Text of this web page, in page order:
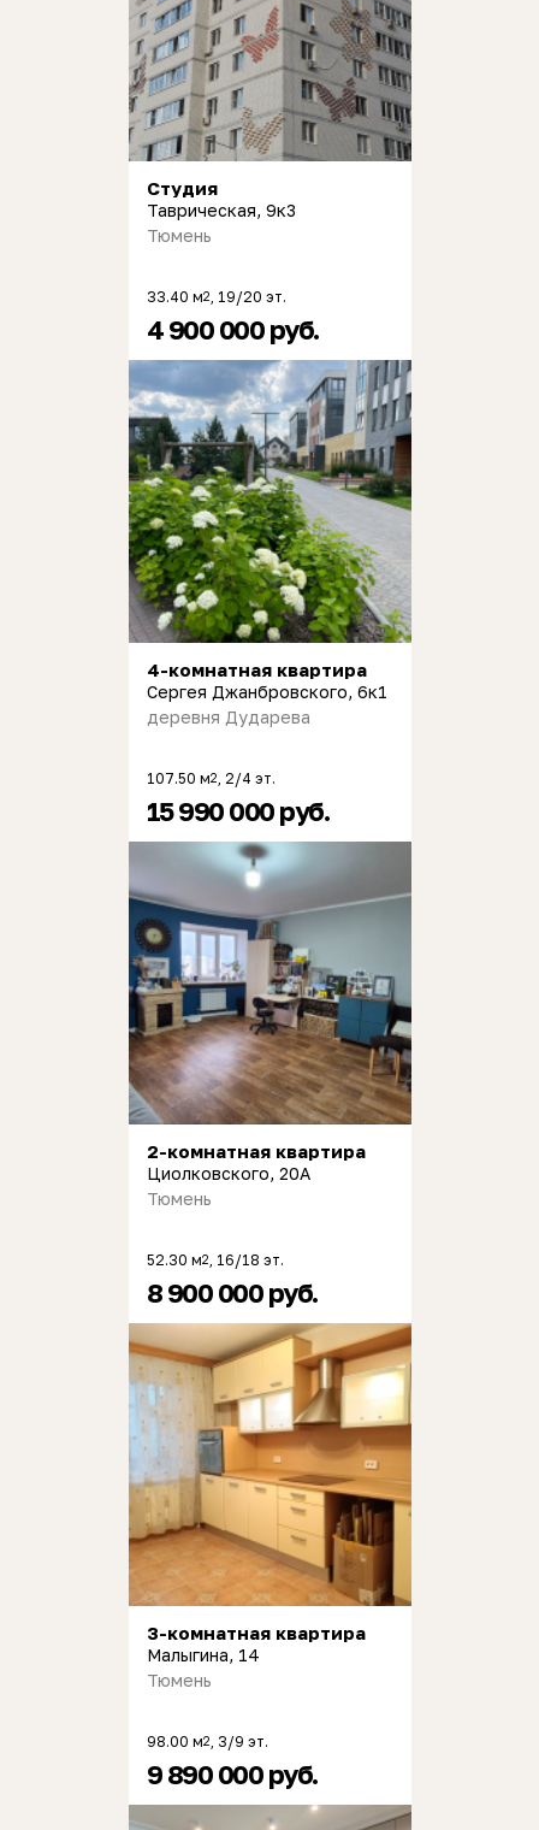
Студия
Таврическая, 9к3
Тюмень
33.40 м2 , 19/20 эт.
4 900 000 руб.
4-комнатная квартира
Сергея Джанбровского, 6к1
деревня Дударева
107.50 м2 , 2/4 эт.
15 990 000 руб.
2-комнатная квартира
Циолковского, 20А
Тюмень
52.30 м2 , 16/18 эт.
8 900 000 руб.
3-комнатная квартира
Малыгина, 14
Тюмень
98.00 м2 , 3/9 эт.
9 890 000 руб.